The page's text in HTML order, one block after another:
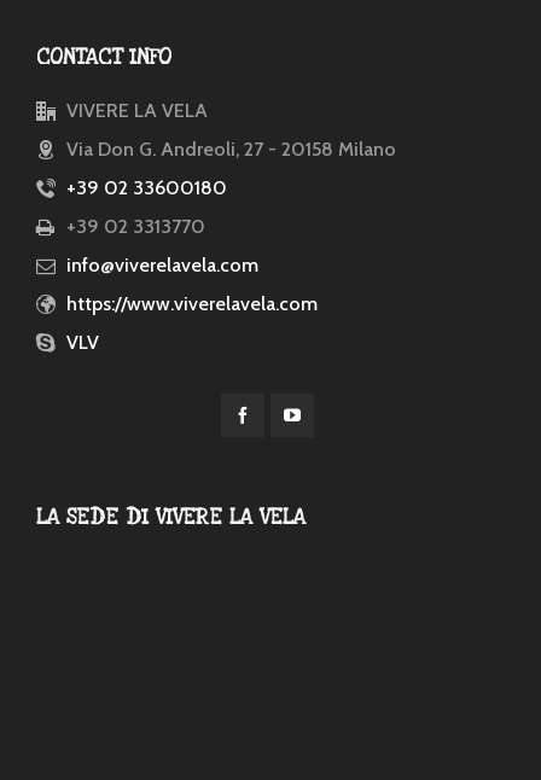
CONTACT INFO
VIVERE LA VELA
Via Don G. Andreoli, 27 - 20158 Milano
+39 02 33600180
+39 02 3313770
info@viverelavela.com
https://www.viverelavela.com
VLV
LA SEDE DI VIVERE LA VELA